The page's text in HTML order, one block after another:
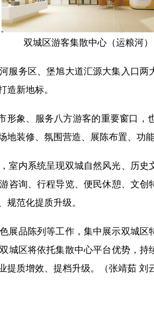
双城区游客集散中心（运粮河）
务区、堡旭大道汇源大集入口两
新地标。
象、服务八方游客的重要窗口，
装修、氛围营造、展陈布置、功
内系统呈现双城自然风光、历史
咨询、行程导览、便民休憩、文
范化提质升级。
品陈列等工作，集中展示双城区
城区将依托集散中心平台优势，
质增效、提档升级。（张靖茹 刘